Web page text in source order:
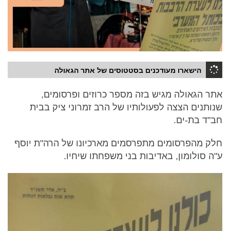
הישארו מעודכנים בסטטוסים של אתר הגאולה
אתר הגאולה מגיש בזה מספר כרוזים ופרסומים,
שנותנים הצצה לפעולותיו של הרב זמרוני ציק בבית
חב"ד בת-ים.
חלק מהפרסומים מתפרסמים מארכיונו של הרה"ת יוסף
ע"ה סולומון, באדיבות בני משפחתו שיחיו.